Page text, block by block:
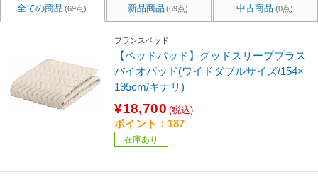
全ての商品 (69点) 新品商品 (69点) 中古商品 (0点)
フランスベッド
【ベッドパッド】グッドスリーププラス
バイオパッド(ワイドダブルサイズ/154×
195cm/キナリ)
¥18,700 (税込)
ポイント：187
在庫あり